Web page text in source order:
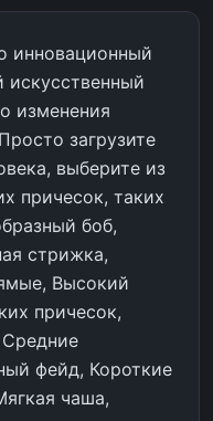
инновационный
искусственный
изменения
загрузите
выберите из
причесок, таких
боб,
стрижка,
Высокий
причесок,
Средние
фейд, Короткие
чаша,